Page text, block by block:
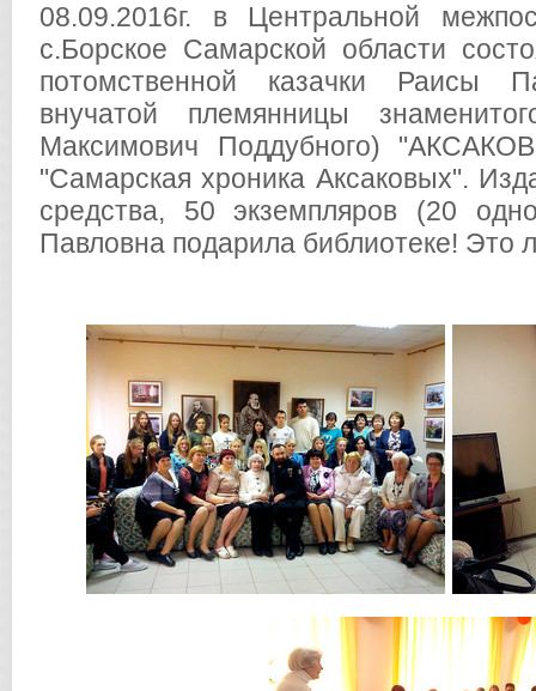
08.09.2016г. в Центральной
с.Борское Самарской области
потомственной казачки Раисы
внучатой племянницы
Максимович Поддубного)
"Самарская хроника Аксаковых".
средства, 50 экземпляров (20
Павловна подарила библиотеке! Это